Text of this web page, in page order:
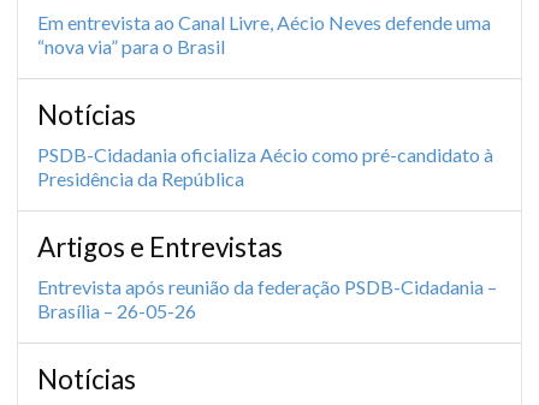
Em entrevista ao Canal Livre, Aécio Neves defende uma
“nova via” para o Brasil
Notícias
PSDB-Cidadania oficializa Aécio como pré-candidato à
Presidência da República
Artigos e Entrevistas
Entrevista após reunião da federação PSDB-Cidadania –
Brasília – 26-05-26
Notícias